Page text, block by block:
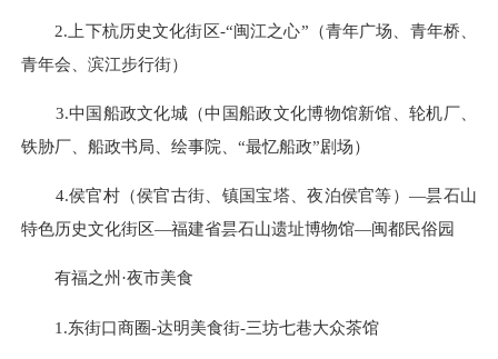
2.上下杭历史文化街区-“闽江之心”（青年广场、青年桥、
青年会、滨江步行街）
3.中国船政文化城（中国船政文化博物馆新馆、轮机厂、
铁胁厂、船政书局、绘事院、“最忆船政”剧场）
4.侯官村（侯官古街、镇国宝塔、夜泊侯官等）—昙石山
特色历史文化街区—福建省昙石山遗址博物馆—闽都民俗园
有福之州·夜市美食
1.东街口商圈-达明美食街-三坊七巷大众茶馆